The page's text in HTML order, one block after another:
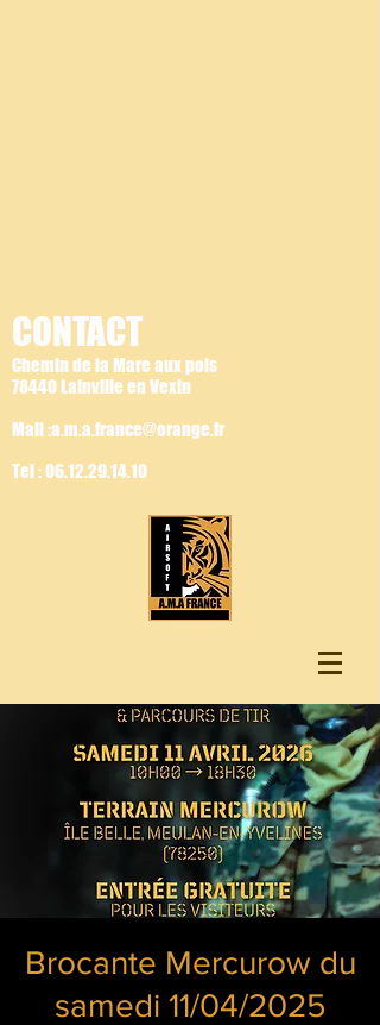
CONTACT
Chemin de la Mare aux pois
78440 Lainville en Vexin
Mail :a.m.a.france@orange.fr
Tel :06.12.29.14.10
Brocante Mercurow du
samedi 11/04/2025